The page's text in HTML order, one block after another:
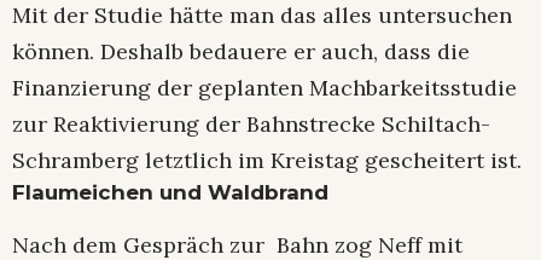
Mit der Studie hätte man das alles untersuchen
können. Deshalb bedauere er auch, dass die
Finanzierung der geplanten Machbarkeitsstudie
zur Reaktivierung der Bahnstrecke Schiltach-
Schramberg letztlich im Kreistag gescheitert ist.
Flaumeichen und Waldbrand
Nach dem Gespräch zur Bahn zog Neff mit